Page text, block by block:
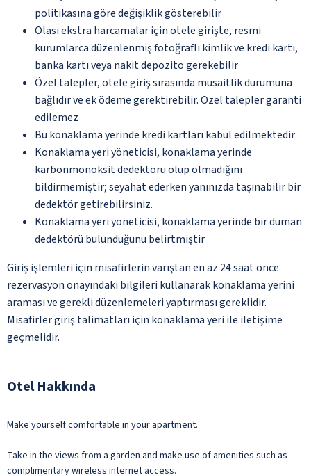
politikasına göre değişiklik gösterebilir
Olası ekstra harcamalar için otele girişte, resmi
kurumlarca düzenlenmiş fotoğraflı kimlik ve kredi kartı,
banka kartı veya nakit depozito gerekebilir
Özel talepler, otele giriş sırasında müsaitlik durumuna
bağlıdır ve ek ödeme gerektirebilir. Özel talepler garanti
edilemez
Bu konaklama yerinde kredi kartları kabul edilmektedir
Konaklama yeri yöneticisi, konaklama yerinde
karbonmonoksit dedektörü olup olmadığını
bildirmemiştir; seyahat ederken yanınızda taşınabilir bir
dedektör getirebilirsiniz.
Konaklama yeri yöneticisi, konaklama yerinde bir duman
dedektörü bulunduğunu belirtmiştir
Giriş işlemleri için misafirlerin varıştan en az 24 saat önce
rezervasyon onayındaki bilgileri kullanarak konaklama yerini
araması ve gerekli düzenlemeleri yaptırması gereklidir.
Misafirler giriş talimatları için konaklama yeri ile iletişime
geçmelidir.
Otel Hakkında
Make yourself comfortable in your apartment.
Take in the views from a garden and make use of amenities such as
complimentary wireless internet access.